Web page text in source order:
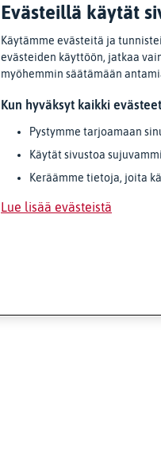
Evästeillä käytät
Käytämme evästeitä ja
evästeiden käyttöön, jatkaa
myöhemmin säätämään
Kun hyväksyt kaikki evästeet
Pystymme tarjoamaan
Käytät sivustoa
Keräämme tietoja, joita
Lue lisää evästeistä